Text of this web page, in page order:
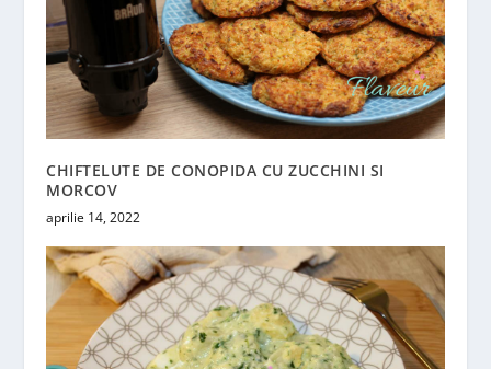
CHIFTELUTE DE CONOPIDA CU ZUCCHINI SI
MORCOV
aprilie 14, 2022